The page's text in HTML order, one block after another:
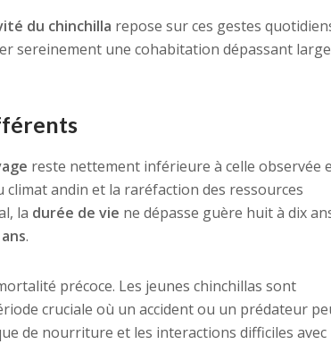
du chinchilla repose sur ces gestes
sereinement une cohabitation dépassant
reste nettement inférieure à celle observée
climat andin et la raréfaction des ressources
la durée de vie ne dépasse guère huit à dix
.
précoce. Les jeunes chinchillas sont
cruciale où un accident ou un prédateur
de nourriture et les interactions difficiles avec